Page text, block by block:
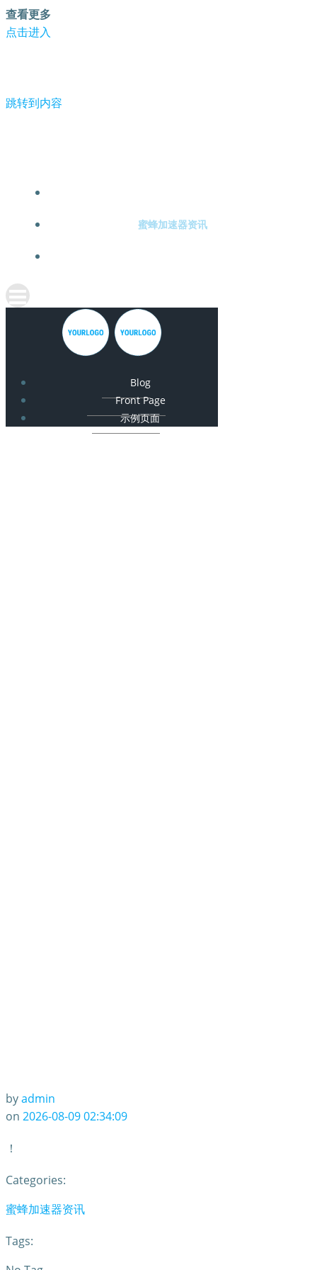
查看更多
点击进入
跳转到内容
蜜蜂加速器资讯
Blog
Front Page
示例页面
byadmin
on 2026-08-09 02:34:09
！
Categories:
蜜蜂加速器资讯
Tags: